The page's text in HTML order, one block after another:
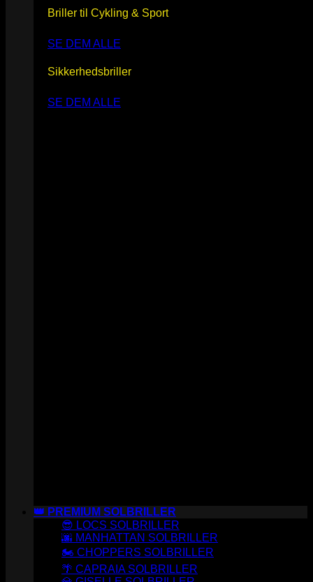
Briller til Cykling & Sport
SE DEM ALLE
Sikkerhedsbriller
SE DEM ALLE
👑 PREMIUM SOLBRILLER
😎 LOCS SOLBRILLER
🌆 MANHATTAN SOLBRILLER
🏍️ CHOPPERS SOLBRILLER
🌴 CAPRAIA SOLBRILLER